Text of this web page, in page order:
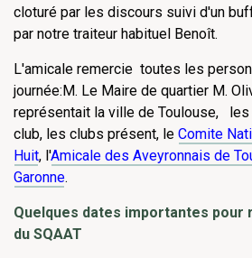
cloturé par les discours suivi d'un
par notre traiteur habituel Benoît.
L'amicale remercie toutes les
journée:M. Le Maire de quartier M.
représentait la ville de Toulouse, les
club, les clubs présent, le Comite
Huit, l'Amicale des Aveyronnais de
Garonne.
Quelques dates importantes
du SQAAT